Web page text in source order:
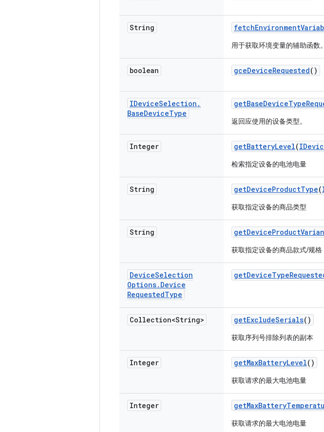
String fetchEnvironment
用于获取环境变量的辅助函数。
boolean gceDeviceRequested()
IDeviceSelection .
BaseDeviceType
getBaseDeviceType
返回应使用的设备类型。
Integer getBatteryLevel(
检索指定设备的电池电量
String getDeviceProductType(
获取指定设备的商品类型
String getDeviceProduct
获取指定设备的商品款式/规格
DeviceSelection
Options. Device
RequestedType
getDeviceType
Collection<String> getExcludeSerials()
获取序列号排除列表的副本
Integer getMaxBatteryLevel()
获取请求的最大电池电量
Integer getMaxBattery
获取请求的最大电池电量